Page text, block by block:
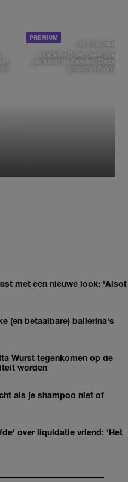
DE STAD VAN
Isabelle Boer deelt haar
plekken in Zwolle: 'Deze
graag verborgen'
met een nieuwe look: 'Alsof
(en betaalbare) ballerina's
Wurst tegenkomen op de
worden
als je shampoo niet of
over liquidatie vriend: 'Het